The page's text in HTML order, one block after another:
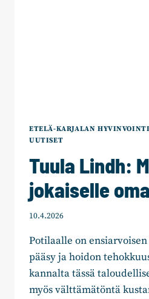
ETELÄ-KARJALAN
UUTISET
Tuula Lindh:
jokaiselle
10.4.2026
Potilaalle on
pääsy ja hoidon
kannalta tässä
myös välttämätöntä